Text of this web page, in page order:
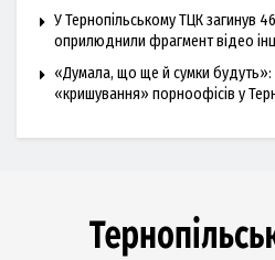
У Тернопільському ТЦК загинув
оприлюднили фрагмент відео
«Думала, що ще й сумки будуть»:
«кришування» порноофісів у